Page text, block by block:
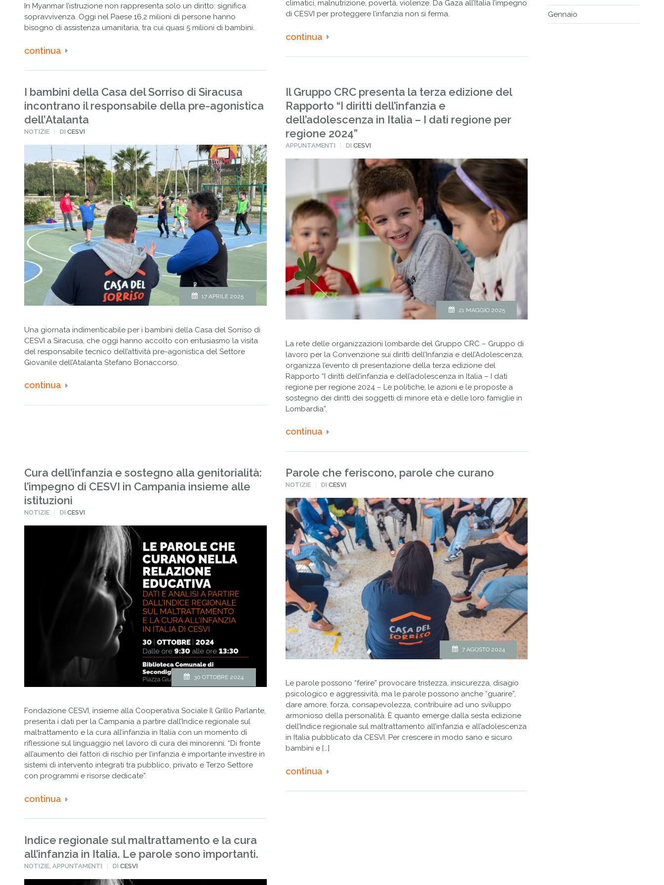
In Myanmar l’istruzione non rappresenta solo un diritto: significa
sopravvivenza. Oggi nel Paese 16,2 milioni di persone hanno
bisogno di assistenza umanitaria, tra cui quasi 5 milioni di bambini.
continua
climatici, malnutrizione, povertà, violenze. Da Gaza all’Italia l’impegno
di CESVI per proteggere l’infanzia non si ferma.
continua
I bambini della Casa del Sorriso di Siracusa
incontrano il responsabile della pre-agonistica
dell’Atalanta
PUBBLICATO
NOTIZIE DICESVI
17 APRILE 2025
Una giornata indimenticabile per i bambini della Casa del Sorriso di
CESVI a Siracusa, che oggi hanno accolto con entusiasmo la visita
del responsabile tecnico dell’attività pre-agonistica del Settore
Giovanile dell’Atalanta Stefano Bonaccorso.
continua
Il Gruppo CRC presenta la terza edizione del
Rapporto “I diritti dell’infanzia e
dell’adolescenza in Italia – I dati regione per
regione 2024”
PUBBLICATO
APPUNTAMENTI DICESVI
21 MAGGIO 2025
La rete delle organizzazioni lombarde del Gruppo CRC – Gruppo di
lavoro per la Convenzione sui diritti dell’Infanzia e dell’Adolescenza,
organizza l’evento di presentazione della terza edizione del
Rapporto “I diritti dell’infanzia e dell’adolescenza in Italia – I dati
regione per regione 2024 – Le politiche, le azioni e le proposte a
sostegno dei diritti dei soggetti di minore età e delle loro famiglie in
Lombardia”.
continua
Cura dell’infanzia e sostegno alla genitorialità:
l’impegno di CESVI in Campania insieme alle
istituzioni
PUBBLICATO
NOTIZIE DICESVI
30 OTTOBRE 2024
Fondazione CESVI, insieme alla Cooperativa Sociale Il Grillo Parlante,
presenta i dati per la Campania a partire dall’Indice regionale sul
maltrattamento e la cura all’infanzia in Italia con un momento di
riflessione sul linguaggio nel lavoro di cura dei minorenni. “Di fronte
all’aumento dei fattori di rischio per l’infanzia è importante investire in
sistemi di intervento integrati tra pubblico, privato e Terzo Settore
con programmi e risorse dedicate”.
continua
Parole che feriscono, parole che curano
PUBBLICATO
NOTIZIE DICESVI
7 AGOSTO 2024
Le parole possono “ferire” provocare tristezza, insicurezza, disagio
psicologico e aggressività, ma le parole possono anche “guarire”,
dare amore, forza, consapevolezza, contribuire ad uno sviluppo
armonioso della personalità. È quanto emerge dalla sesta edizione
dell’Indice regionale sul maltrattamento all’infanzia e all’adolescenza
in Italia pubblicato da CESVI. Per crescere in modo sano e sicuro
bambini e […]
continua
Indice regionale sul maltrattamento e la cura
all’infanzia in Italia. Le parole sono importanti.
PUBBLICATO
NOTIZIE,APPUNTAMENTI DICESVI
Gennaio